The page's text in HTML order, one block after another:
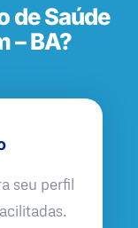
de Saúde
– BA?
seu perfil